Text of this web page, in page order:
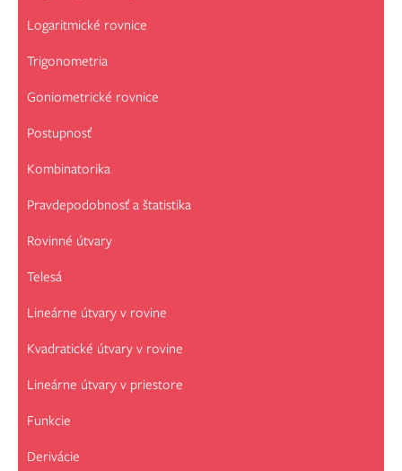
Logaritmické rovnice
Trigonometria
Goniometrické rovnice
Postupnosť
Kombinatorika
Pravdepodobnosť a štatistika
Rovinné útvary
Telesá
Lineárne útvary v rovine
Kvadratické útvary v rovine
Lineárne útvary v priestore
Funkcie
Derivácie